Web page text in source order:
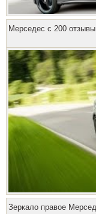
Мерседес с 200
Зеркало правое